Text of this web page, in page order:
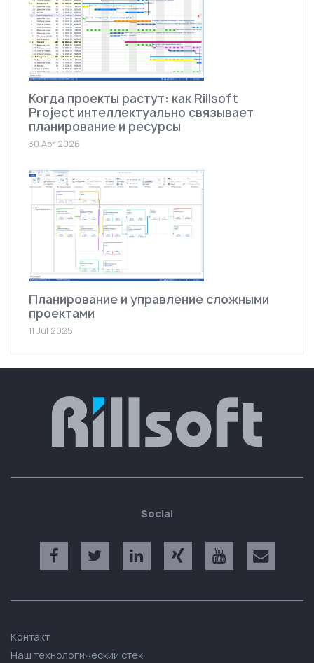
Когда проекты растут: как Rillsoft
Project интеллектуально связывает
планирование и ресурсы
30 Apr 2026
Планирование и управление сложными
проектами
11 Jul 2025
Social
Контакт
Наш технологический стек